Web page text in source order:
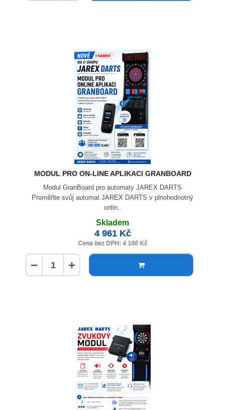
MODUL PRO ON-LINE APLIKACI GRANBOARD
Modul GranBoard pro automaty JAREX DARTS
Proměňte svůj automat JAREX DARTS v plnohodnotný
onlin..
Skladem
4 961 Kč
Cena bez DPH: 4 100 Kč
− +